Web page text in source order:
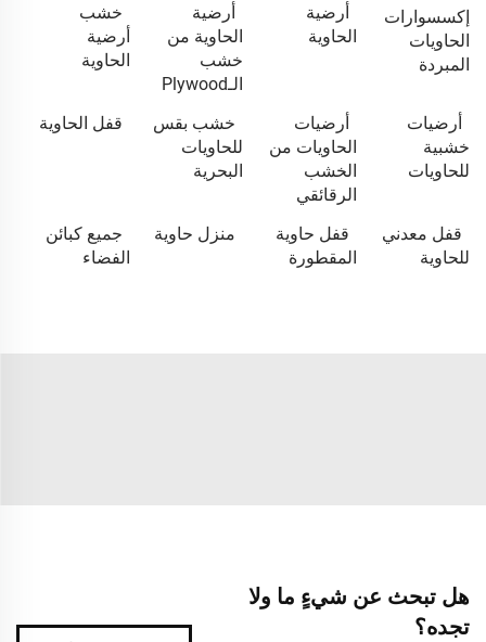
إكسسوارات
الحاويات
المبردة
أرضية
الحاوية
أرضية
الحاوية من
خشب
الـPlywood
خشب
أرضية
الحاوية
أرضيات
خشبية
للحاويات
أرضيات
الحاويات من
الخشب
الرقائقي
خشب بقس
للحاويات
البحرية
قفل الحاوية
قفل معدني
للحاوية
قفل حاوية
المقطورة
منزل حاوية
جميع كبائن
الفضاء
هل تبحث عن شيءٍ ما ولا
تجده؟